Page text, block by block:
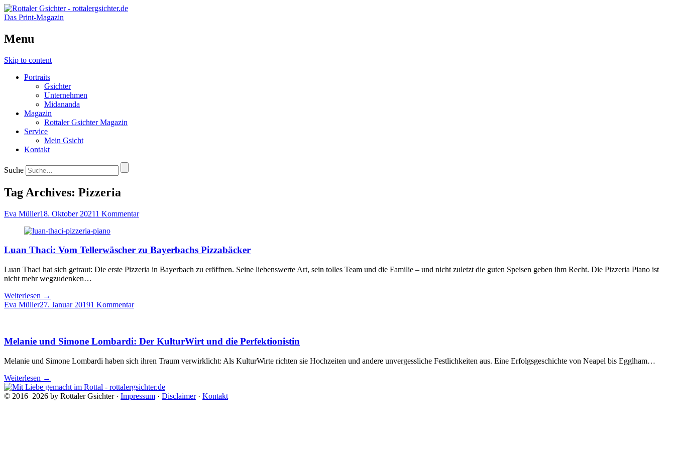
Das Print-Magazin
Menu
Skip to content
Portraits
Gsichter
Unternehmen
Midananda
Magazin
Rottaler Gsichter Magazin
Service
Mein Gsicht
Kontakt
Suche
Tag Archives: Pizzeria
Eva Müller18. Oktober 20211 Kommentar
Luan Thaci: Vom Tellerwäscher zu Bayerbachs Pizzabäcker
Luan Thaci hat sich getraut: Die erste Pizzeria in Bayerbach zu eröffnen. Seine liebenswerte Art, sein tolles Team und die Familie – und nicht zuletzt die guten Speisen geben ihm Recht. Die Pizzeria Piano ist
nicht mehr wegzudenken…
Weiterlesen →
Eva Müller27. Januar 20191 Kommentar
Melanie und Simone Lombardi: Der KulturWirt und die Perfektionistin
Melanie und Simone Lombardi haben sich ihren Traum verwirklicht: Als KulturWirte richten sie Hochzeiten und andere unvergessliche Festlichkeiten aus. Eine Erfolgsgeschichte von Neapel bis Egglham…
Weiterlesen →
© 2016–2026 by Rottaler Gsichter · Impressum · Disclaimer· Kontakt